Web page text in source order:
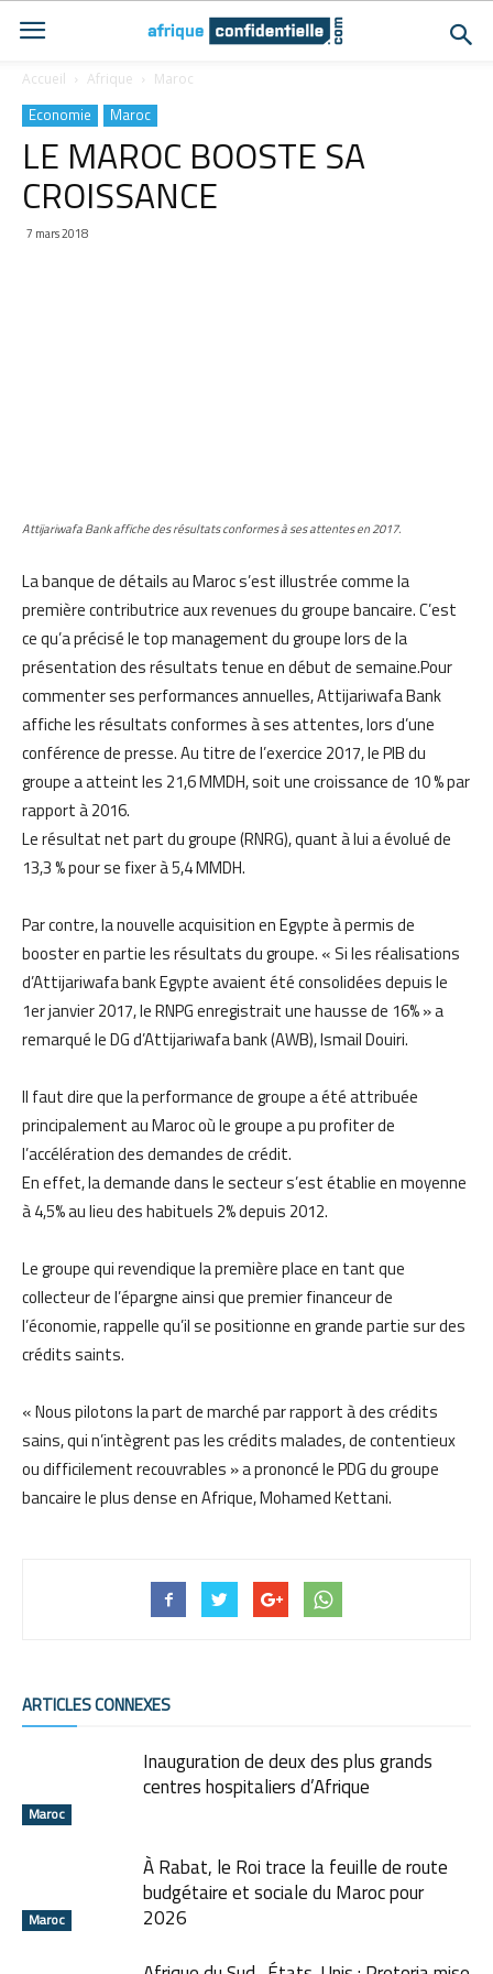
Accueil Afrique Maroc
Economie Maroc
LE MAROC BOOSTE SA
CROISSANCE
7 mars 2018
Attijariwafa Bank affiche des résultats conformes à ses attentes en 2017.
La banque de détails au Maroc s’est illustrée comme la
première contributrice aux revenues du groupe bancaire. C’est
ce qu’a précisé le top management du groupe lors de la
présentation des résultats tenue en début de semaine.Pour
commenter ses performances annuelles, Attijariwafa Bank
affiche les résultats conformes à ses attentes, lors d’une
conférence de presse. Au titre de l’exercice 2017, le PIB du
groupe a atteint les 21,6 MMDH, soit une croissance de 10 % par
rapport à 2016.
Le résultat net part du groupe (RNRG), quant à lui a évolué de
13,3 % pour se fixer à 5,4 MMDH.
Par contre, la nouvelle acquisition en Egypte à permis de
booster en partie les résultats du groupe. « Si les réalisations
d’Attijariwafa bank Egypte avaient été consolidées depuis le
1er janvier 2017, le RNPG enregistrait une hausse de 16% » a
remarqué le DG d’Attijariwafa bank (AWB), Ismail Douiri.
Il faut dire que la performance de groupe a été attribuée
principalement au Maroc où le groupe a pu profiter de
l’accélération des demandes de crédit.
En effet, la demande dans le secteur s’est établie en moyenne
à 4,5% au lieu des habituels 2% depuis 2012.
Le groupe qui revendique la première place en tant que
collecteur de l’épargne ainsi que premier financeur de
l’économie, rappelle qu’il se positionne en grande partie sur des
crédits saints.
« Nous pilotons la part de marché par rapport à des crédits
sains, qui n’intègrent pas les crédits malades, de contentieux
ou difficilement recouvrables » a prononcé le PDG du groupe
bancaire le plus dense en Afrique, Mohamed Kettani.
ARTICLES CONNEXES
Maroc
Inauguration de deux des plus grands
centres hospitaliers d’Afrique
Maroc
À Rabat, le Roi trace la feuille de route
budgétaire et sociale du Maroc pour
2026